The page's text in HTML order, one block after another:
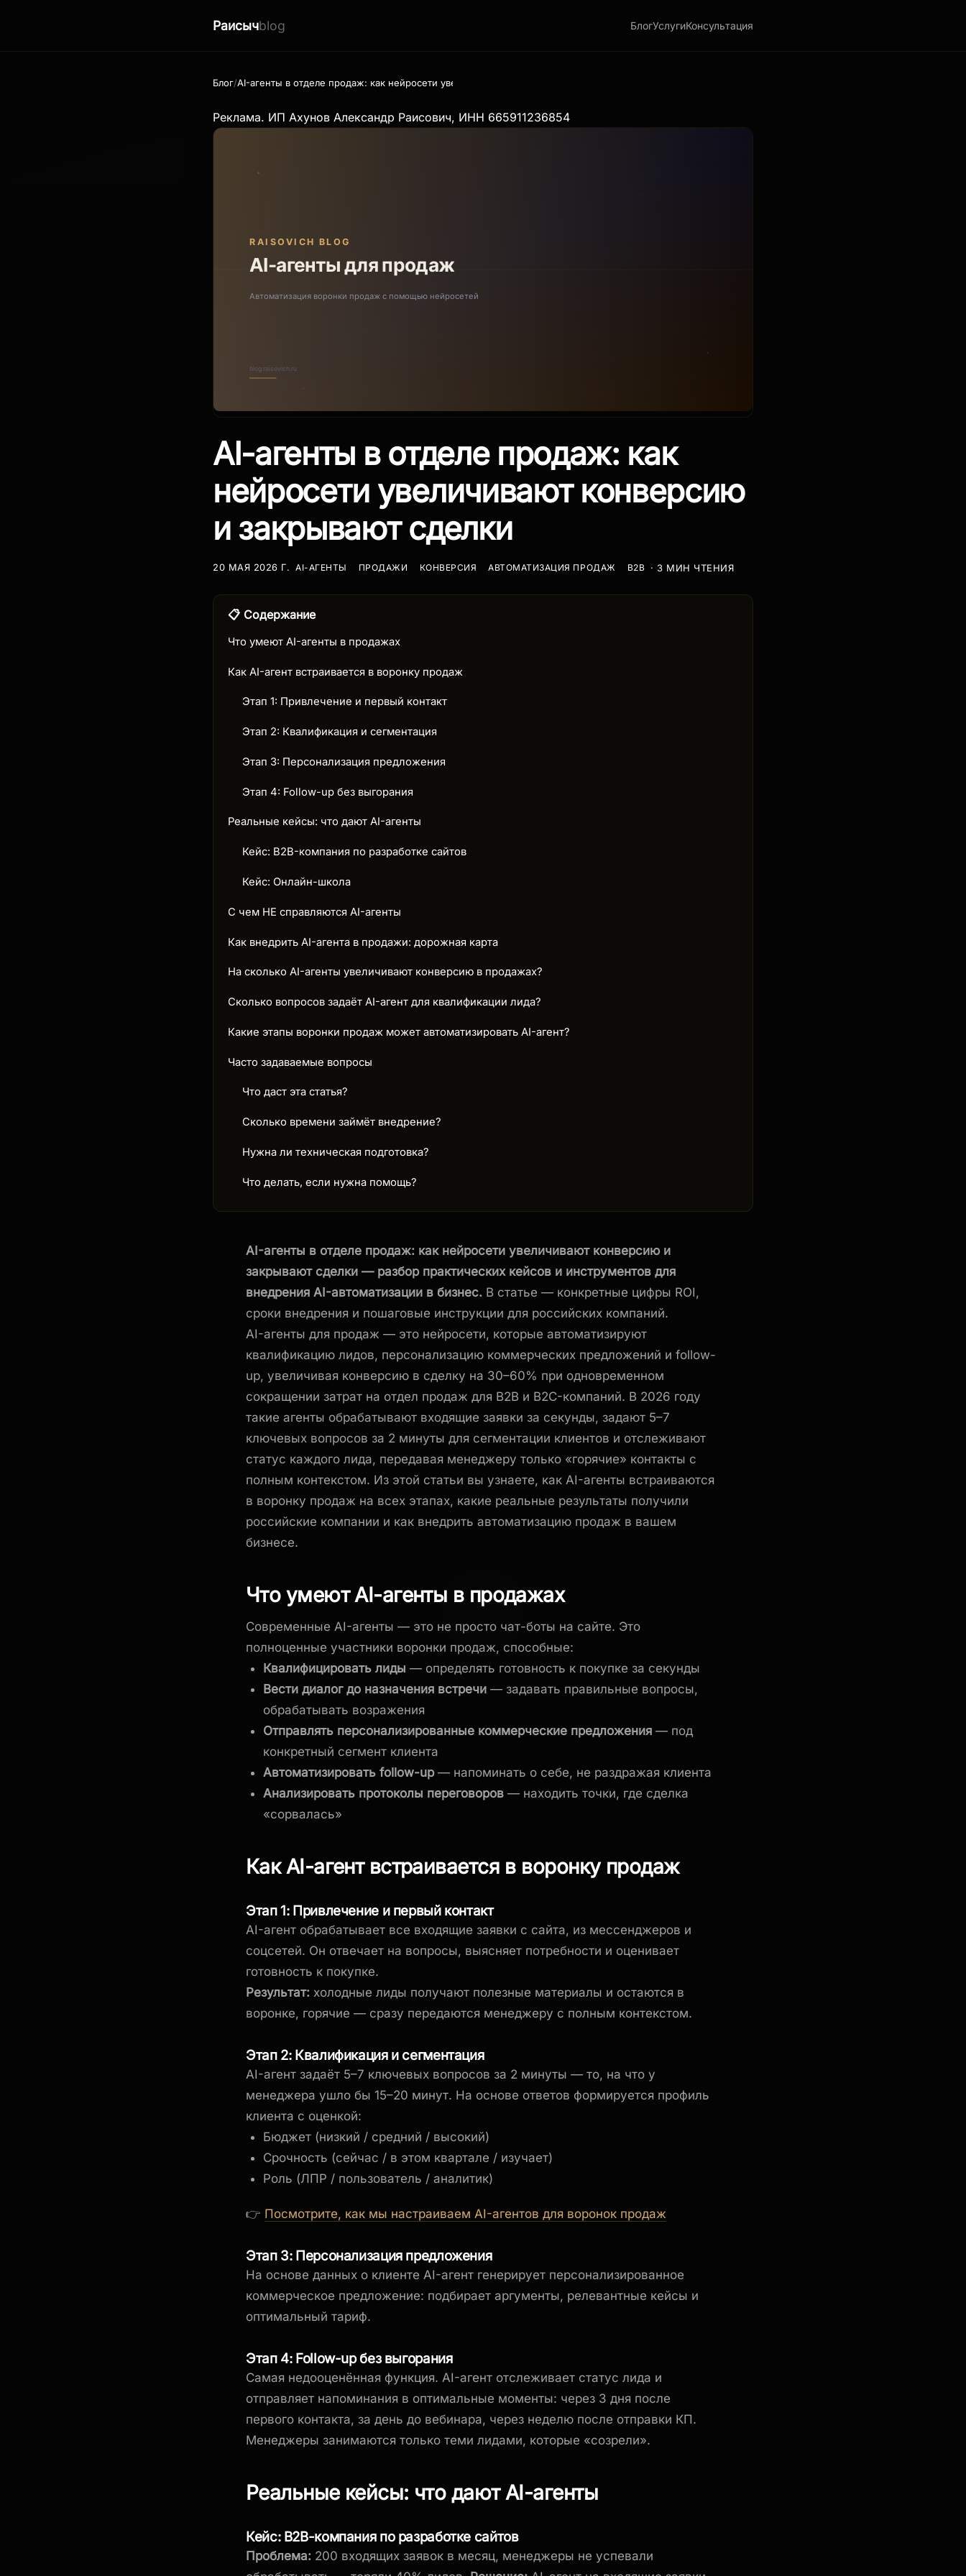
Раисычblog БлогУслугиКонсультация
Блог AI-агенты в отделе продаж: как нейросети увеличивают конверсию и закрывают сделки
Реклама. ИП Ахунов Александр Раисович, ИНН 665911236854
AI-агенты в отделе продаж: как
нейросети увеличивают конверсию
и закрывают сделки
20 МАЯ 2026 Г. AI-АГЕНТЫ ПРОДАЖИ КОНВЕРСИЯ АВТОМАТИЗАЦИЯ ПРОДАЖ B2B · 3 МИН ЧТЕНИЯ
📋 Содержание
Что умеют AI-агенты в продажах
Как AI-агент встраивается в воронку продаж
Этап 1: Привлечение и первый контакт
Этап 2: Квалификация и сегментация
Этап 3: Персонализация предложения
Этап 4: Follow-up без выгорания
Реальные кейсы: что дают AI-агенты
Кейс: B2B-компания по разработке сайтов
Кейс: Онлайн-школа
С чем НЕ справляются AI-агенты
Как внедрить AI-агента в продажи: дорожная карта
На сколько AI-агенты увеличивают конверсию в продажах?
Сколько вопросов задаёт AI-агент для квалификации лида?
Какие этапы воронки продаж может автоматизировать AI-агент?
Часто задаваемые вопросы
Что даст эта статья?
Сколько времени займёт внедрение?
Нужна ли техническая подготовка?
Что делать, если нужна помощь?
AI-агенты в отделе продаж: как нейросети увеличивают конверсию и
закрывают сделки — разбор практических кейсов и инструментов для
внедрения AI-автоматизации в бизнес. В статье — конкретные цифры ROI,
сроки внедрения и пошаговые инструкции для российских компаний.
AI-агенты для продаж — это нейросети, которые автоматизируют
квалификацию лидов, персонализацию коммерческих предложений и follow-
up, увеличивая конверсию в сделку на 30–60% при одновременном
сокращении затрат на отдел продаж для B2B и B2C-компаний. В 2026 году
такие агенты обрабатывают входящие заявки за секунды, задают 5–7
ключевых вопросов за 2 минуты для сегментации клиентов и отслеживают
статус каждого лида, передавая менеджеру только «горячие» контакты с
полным контекстом. Из этой статьи вы узнаете, как AI-агенты встраиваются
в воронку продаж на всех этапах, какие реальные результаты получили
российские компании и как внедрить автоматизацию продаж в вашем
бизнесе.
Что умеют AI-агенты в продажах
Современные AI-агенты — это не просто чат-боты на сайте. Это
полноценные участники воронки продаж, способные:
Квалифицировать лиды — определять готовность к покупке за секунды
Вести диалог до назначения встречи — задавать правильные вопросы,
обрабатывать возражения
Отправлять персонализированные коммерческие предложения — под
конкретный сегмент клиента
Автоматизировать follow-up— напоминать о себе, не раздражая клиента
Анализировать протоколы переговоров — находить точки, где сделка
«сорвалась»
Как AI-агент встраивается в воронку продаж
Этап 1: Привлечение и первый контакт
AI-агент обрабатывает все входящие заявки с сайта, из мессенджеров и
соцсетей. Он отвечает на вопросы, выясняет потребности и оценивает
готовность к покупке.
Результат: холодные лиды получают полезные материалы и остаются в
воронке, горячие — сразу передаются менеджеру с полным контекстом.
Этап 2: Квалификация и сегментация
AI-агент задаёт 5–7 ключевых вопросов за 2 минуты — то, на что у
менеджера ушло бы 15–20 минут. На основе ответов формируется профиль
клиента с оценкой:
Бюджет (низкий / средний / высокий)
Срочность (сейчас / в этом квартале / изучает)
Роль (ЛПР / пользователь / аналитик)
👉 Посмотрите, как мы настраиваем AI-агентов для воронок продаж
Этап 3: Персонализация предложения
На основе данных о клиенте AI-агент генерирует персонализированное
коммерческое предложение: подбирает аргументы, релевантные кейсы и
оптимальный тариф.
Этап 4: Follow-up без выгорания
Самая недооценённая функция. AI-агент отслеживает статус лида и
отправляет напоминания в оптимальные моменты: через 3 дня после
первого контакта, за день до вебинара, через неделю после отправки КП.
Менеджеры занимаются только теми лидами, которые «созрели».
Реальные кейсы: что дают AI-агенты
Кейс: B2B-компания по разработке сайтов
Проблема: 200 входящих заявок в месяц, менеджеры не успевали